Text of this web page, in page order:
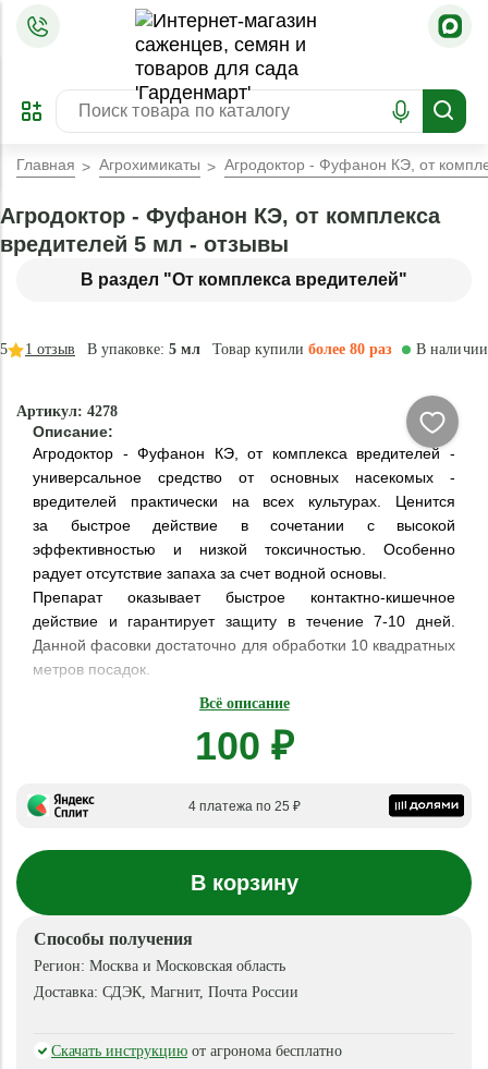
ПРЕДЗАКАЗ
ЗАБРОНИРОВАТЬ
ЛУЧШЕЕ
Главная Агрохимикаты Агродоктор - Фуфанон КЭ, от
В раздел "От комплекса вредителей"
Агродоктор - Фуфанон КЭ, от комплекса
вредителей 5 мл - отзывы
В упаковке:5 мл Товар купилиболее 80 раз
5 1 отзыв В наличии
Артикул: 4278
Описание:
Агродоктор - Фуфанон КЭ, от комплекса вредителей -
универсальное средство от основных насекомых -
вредителей практически на всех культурах. Ценится
за быстрое действие в сочетании с высокой
эффективностью и низкой токсичностью. Особенно
радует отсутствие запаха за счет водной основы.
Препарат оказывает быстрое контактно-кишечное
действие и гарантирует защиту в течение 7-10 дней.
Данной фасовки достаточно для обработки 10 квадратных
метров посадок.
Всё описание
100 ₽
4 платежа по 25 ₽
В корзину
Способы получения
Регион: Москва и Московская область
Доставка: СДЭК, Магнит, Почта России
Скачать инструкцию от агронома бесплатно